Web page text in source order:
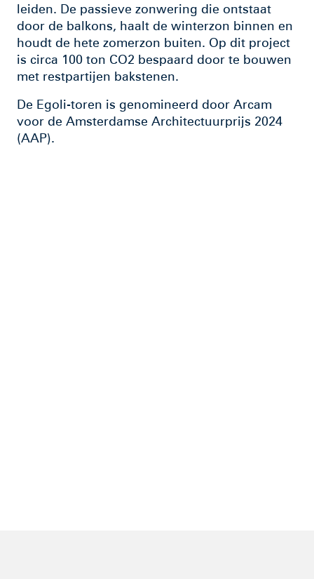
leiden. De passieve zonwering die ontstaat
door de balkons, haalt de winterzon binnen en
houdt de hete zomerzon buiten. Op dit project
is circa 100 ton CO2 bespaard door te bouwen
met restpartijen bakstenen.
De Egoli-toren is genomineerd door Arcam
voor de Amsterdamse Architectuurprijs 2024
(AAP).